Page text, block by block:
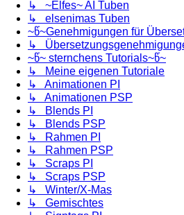
↳ ~Elfes~ AI Tuben
↳ elsenimas Tuben
~წ~Genehmigungen für
↳
~წ~ sternchens Tutorials~წ~
↳ Meine eigenen Tutoriale
↳ Animationen PI
↳ Animationen PSP
↳ Blends PI
↳ Blends PSP
↳ Rahmen PI
↳ Rahmen PSP
↳ Scraps PI
↳ Scraps PSP
↳ Winter/X-Mas
↳ Gemischtes